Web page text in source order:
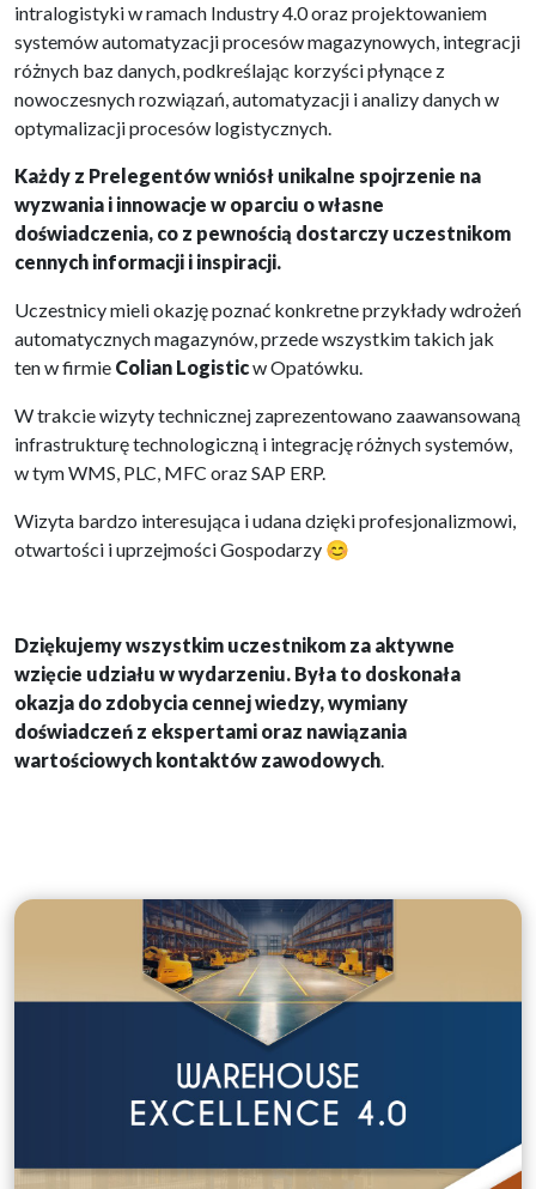
intralogistyki w ramach Industry 4.0 oraz projektowaniem
systemów automatyzacji procesów magazynowych, integracji
różnych baz danych, podkreślając korzyści płynące z
nowoczesnych rozwiązań, automatyzacji i analizy danych w
optymalizacji procesów logistycznych.
Każdy z Prelegentów wniósł unikalne spojrzenie na
wyzwania i innowacje w oparciu o własne
doświadczenia, co z pewnością dostarczy uczestnikom
cennych informacji i inspiracji.
Uczestnicy mieli okazję poznać konkretne przykłady wdrożeń
automatycznych magazynów, przede wszystkim takich jak
ten w firmie Colian Logisticw Opatówku.
W trakcie wizyty technicznej zaprezentowano zaawansowaną
infrastrukturę technologiczną i integrację różnych systemów,
w tym WMS, PLC, MFC oraz SAP ERP.
Wizyta bardzo interesująca i udana dzięki profesjonalizmowi,
otwartości i uprzejmości Gospodarzy 😊
Dziękujemy wszystkim uczestnikom za aktywne
wzięcie udziału w wydarzeniu. Była to doskonała
okazja do zdobycia cennej wiedzy, wymiany
doświadczeń z ekspertami oraz nawiązania
wartościowych kontaktów zawodowych.